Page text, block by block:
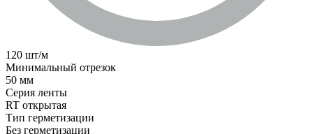
120 шт/м
Минимальный отрезок
50 мм
Серия ленты
RT открытая
Тип герметизации
Без герметизации